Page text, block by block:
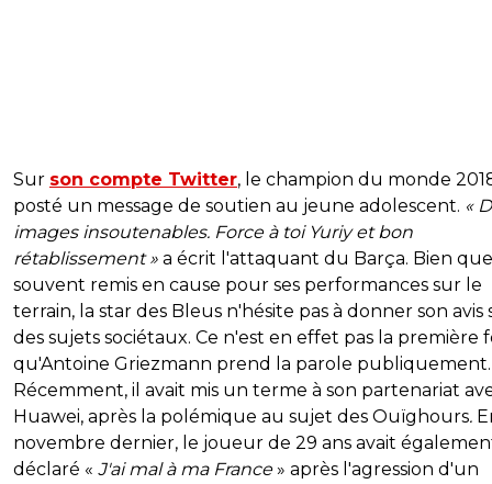
Sur son compte Twitter, le champion du monde
posté un message de soutien au jeune adolescent. «
images insoutenables. Force à toi Yuriy et bon
rétablissement » a écrit l'attaquant du Barça. Bien que
souvent remis en cause pour ses performances sur le
terrain, la star des Bleus n'hésite pas à donner son avis
des sujets sociétaux. Ce n'est en effet pas la première
qu'Antoine Griezmann prend la parole publiquement.
Récemment, il avait mis un terme à son partenariat
Huawei, après la polémique au sujet des Ouïghours.
novembre dernier, le joueur de 29 ans avait
déclaré « J'ai mal à ma France» après l'agression d'un